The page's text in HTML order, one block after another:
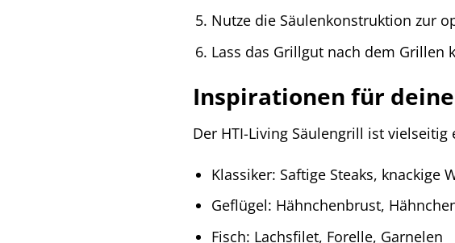
Nutze die Säulenkonstruktion zur
Lass das Grillgut nach dem Grillen
Inspirationen für
Der HTI-Living Säulengrill ist
Klassiker: Saftige Steaks, knackige
Geflügel: Hähnchenbrust,
Fisch: Lachsfilet, Forelle, Garnelen